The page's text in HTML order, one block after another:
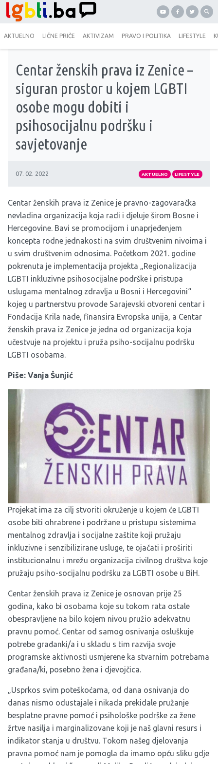
AKTUELNO LIČNE PRIČE AKTIVIZAM PRAVO I POLITIKA LIFESTYLE
Centar ženskih prava iz Zenice –
siguran prostor u kojem LGBTI
osobe mogu dobiti i
psihosocijalnu podršku i
savjetovanje
07. 02. 2022 AKTUELNO LIFESTYLE
Centar ženskih prava iz Zenice je pravno-zagovaračka
nevladina organizacija koja radi i djeluje širom Bosne i
Hercegovine. Bavi se promocijom i unaprjeđenjem
koncepta rodne jednakosti na svim društvenim nivoima i
u svim društvenim odnosima. Početkom 2021. godine
pokrenuta je implementacija projekta „Regionalizacija
LGBTI inkluzivne psihosocijalne podrške i pristupa
uslugama mentalnog zdravlja u Bosni i Hercegovini“
kojeg u partnerstvu provode Sarajevski otvoreni centar i
Fondacija Krila nade, finansira Evropska unija, a Centar
ženskih prava iz Zenice je jedna od organizacija koja
učestvuje na projektu i pruža psiho-socijalnu podršku
LGBTI osobama.
Piše: Vanja Šunjić
Projekat ima za cilj stvoriti okruženje u kojem će LGBTI
osobe biti ohrabrene i podržane u pristupu sistemima
mentalnog zdravlja i socijalne zaštite koji pružaju
inkluzivne i senzibilizirane usluge, te ojačati i proširiti
institucionalnu i mrežu organizacija civilnog društva koje
pružaju psiho-socijalnu podršku za LGBTI osobe u BiH.
Centar ženskih prava iz Zenice je osnovan prije 25
godina, kako bi osobama koje su tokom rata ostale
obespravljene na bilo kojem nivou pružio adekvatnu
pravnu pomoć. Centar od samog osnivanja osluškuje
potrebe građanki/a i u skladu s tim razvija svoje
programske aktivnosti usmjerene ka stvarnim potrebama
građana/ki, posebno žena i djevojčica.
„Usprkos svim poteškoćama, od dana osnivanja do
danas nismo odustajale i nikada prekidale pružanje
besplatne pravne pomoć i psihološke podrške za žene
žrtve nasilja i marginalizovane koji je naš glavni resurs i
indikator stanja u društvu. Tokom našeg djelovanja
pravna pomoć nam je pomogla da imamo opću sliku gdje